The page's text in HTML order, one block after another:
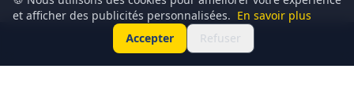
et afficher des publicités personnalisées. En savoir plus
Accepter
Refuser